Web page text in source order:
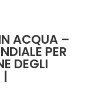
ACQUA –
PER
DEGLI
|